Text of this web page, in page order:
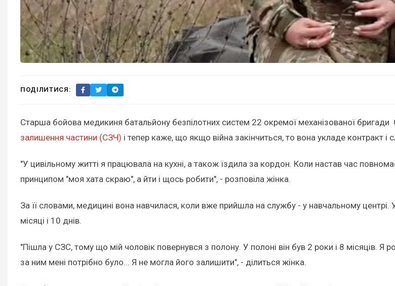
ПОДІЛИТИСЯ:
Старша бойова медикиня батальйону безпілотних систем 22 окремої механізованої
залишення частини (СЗЧ) і тепер каже, що якщо війна закінчиться, то вона укладе контракт і
"У цивільному житті я працювала на кухні, а також їздила за кордон. Коли настав час
принципом "моя хата скраю", а йти і щось робити", - розповіла жінка.
За її словами, медицині вона навчилася, коли вже прийшла на службу - у навчальному
місяці і 10 днів.
"Пішла у СЗС, тому що мій чоловік повернувся з полону. У полоні він був 2 роки і 8 місяців. Я
за ним мені потрібно було... Я не могла його залишити", - ділиться жінка.